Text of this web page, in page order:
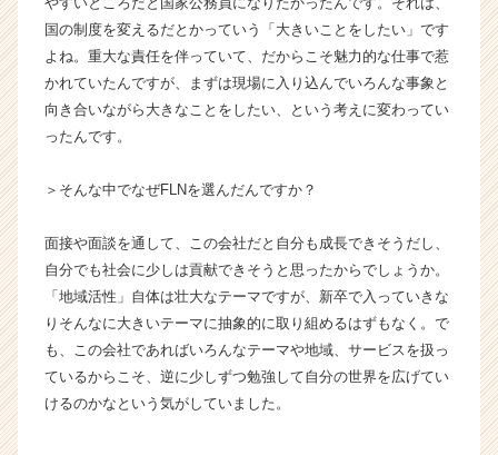
|
ベ
ン
チ
ャ
企
か
ら
ス
ト
が
届
国の制度を変えるだとかっていう「大きいことをしたい」です
よね。重大な責任を伴っていて、だからこそ魅力的な仕事で惹
かれていたんですが、まずは現場に入り込んでいろんな事象と
向き合いながら大きなことをしたい、という考えに変わってい
ったんです。
＞そんな中でなぜFLNを選んだんですか？
面接や面談を通して、この会社だと自分も成長できそうだし、
自分でも社会に少しは貢献できそうと思ったからでしょうか。
「地域活性」自体は壮大なテーマですが、新卒で入っていきな
りそんなに大きいテーマに抽象的に取り組めるはずもなく。で
も、この会社であればいろんなテーマや地域、サービスを扱っ
ているからこそ、逆に少しずつ勉強して自分の世界を広げてい
けるのかなという気がしていました。